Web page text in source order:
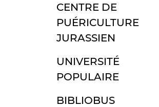
CENTRE DE
PUÉRICULTURE
JURASSIEN
UNIVERSITÉ
POPULAIRE
BIBLIOBUS